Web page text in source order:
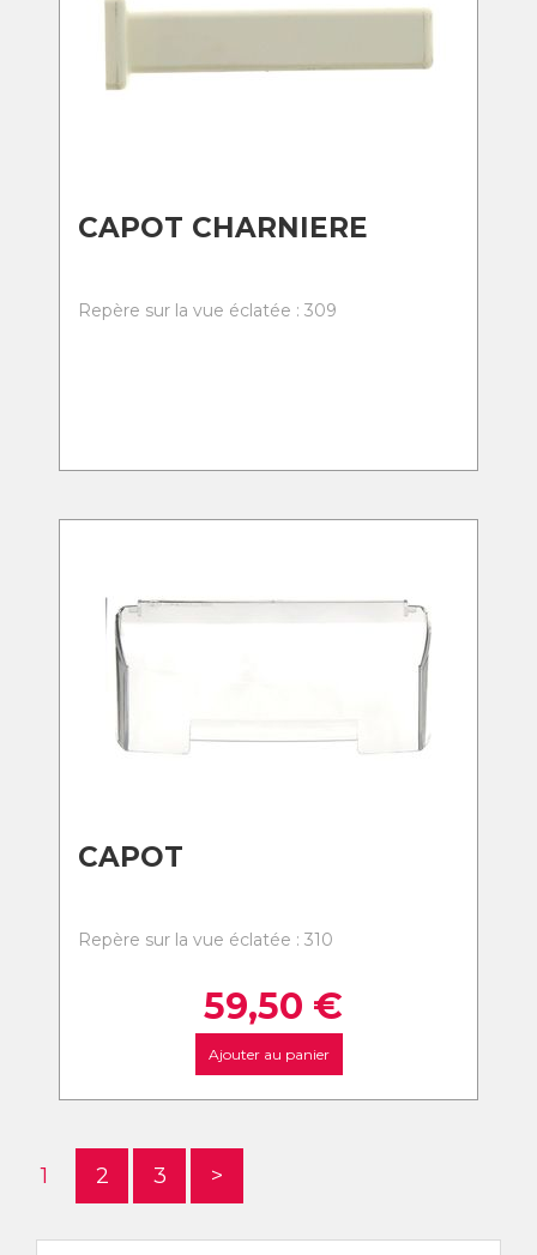
CAPOT CHARNIERE
Repère sur la vue éclatée : 309
CAPOT
Repère sur la vue éclatée : 310
59,50 €
Ajouter au panier
1 2 3 >